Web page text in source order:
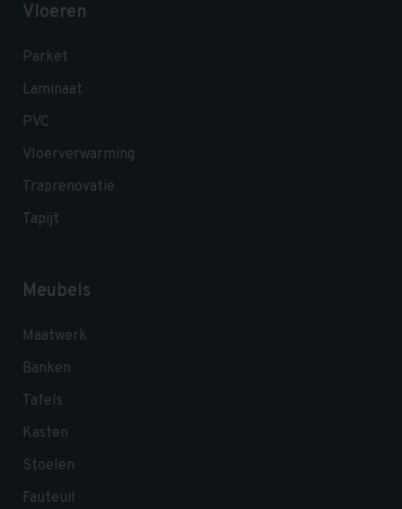
Vloeren
Parket
Laminaat
PVC
Vloerverwarming
Traprenovatie
Tapijt
Meubels
Maatwerk
Banken
Tafels
Kasten
Stoelen
Fauteuil